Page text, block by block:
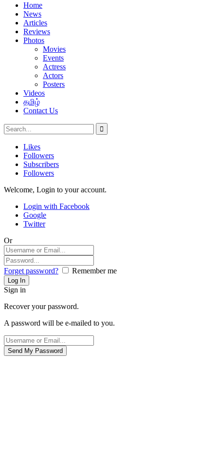
Home
News
Articles
Reviews
Photos
Movies
Events
Actress
Actors
Posters
Videos
தமிழ்
Contact Us
Likes
Followers
Subscribers
Followers
Welcome, Login to your account.
Login with Facebook
Google
Twitter
Or
Forget password? Remember me
Sign in
Recover your password.
A password will be e-mailed to you.